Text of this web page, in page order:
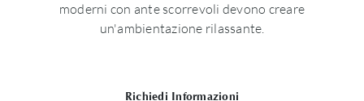
moderni con ante scorrevoli devono creare
un'ambientazione rilassante.
Richiedi Informazioni